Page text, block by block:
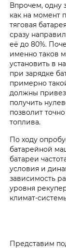
Впрочем, одну
как на момент
тяговая
сразу
её до 80%.
именно таков
установить в
при зарядке
примерно
должны
получить
позволит
топлива.
По ходу
батарейной
батареи
условия и
зависимость
уровня
климат-
Представим